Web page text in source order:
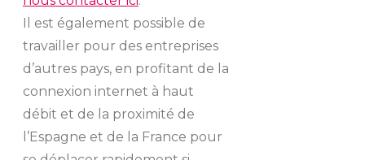
Il est également possible de
travailler pour des entreprises
d’autres pays, en profitant de la
connexion internet à haut
débit et de la proximité de
l’Espagne et de la France pour